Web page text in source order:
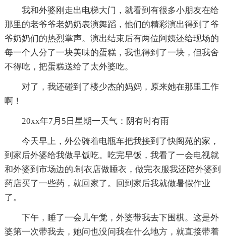
我和外婆刚走出电梯大门，就看到有很多小朋友在给
那里的老爷爷老奶奶表演舞蹈，他们的精彩演出得到了爷
爷奶奶们的热烈掌声。演出结束后有两位阿姨还给现场的
每一个人分了一块美味的蛋糕，我也得到了一块，但我舍
不得吃，把蛋糕送给了太外婆吃。
对了，我还碰到了楼少杰的妈妈，原来她在那里工作
啊！
20xx年7月5日星期一天气：阴有时有雨
今天早上，外公骑着电瓶车把我接到了快阁苑的家，
到家后外婆给我做早饭吃。吃完早饭，我看了一会电视就
和外婆到市场边的.制衣店做睡衣，做完衣服我还陪外婆到
药店买了一些药，就回家了。回到家后我就做暑假作业
了。
下午，睡了一会儿午觉，外婆带我去下围棋。这是外
婆第一次带我去，她问也没问我在什么地方，就直接带着